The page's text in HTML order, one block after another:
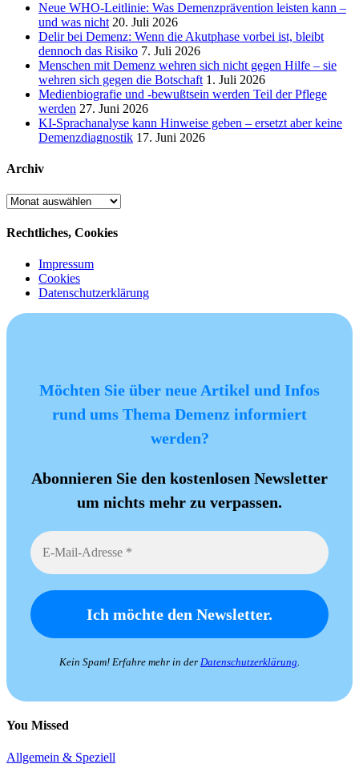
Neue WHO-Leitlinie: Was Demenzprävention leisten kann –
und was nicht 20. Juli 2026
Delir bei Demenz: Wenn die Akutphase vorbei ist, bleibt
dennoch das Risiko 7. Juli 2026
Menschen mit Demenz wehren sich nicht gegen Hilfe – sie
wehren sich gegen die Botschaft 1. Juli 2026
Medienbiografie und -bewußtsein werden Teil der Pflege
werden 27. Juni 2026
KI-Sprachanalyse kann Hinweise geben – ersetzt aber keine
Demenzdiagnostik 17. Juni 2026
Archiv
Archiv
Rechtliches, Cookies
Impressum
Cookies
Datenschutzerklärung
Möchten Sie über neue Artikel und Infos
rund ums Thema Demenz informiert
werden?
Abonnieren Sie den kostenlosen Newsletter
um nichts mehr zu verpassen.
Kein Spam! Erfahre mehr in der Datenschutzerklärung.
You Missed
Allgemein & Speziell